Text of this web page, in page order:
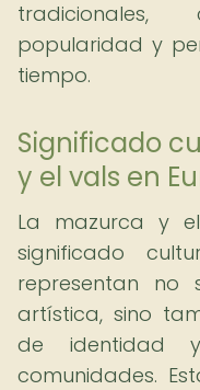
popularidad y
tiempo.
Significado
y el vals en
La mazurca y
significado
representan no
artística, sino
de identidad
comunidades.